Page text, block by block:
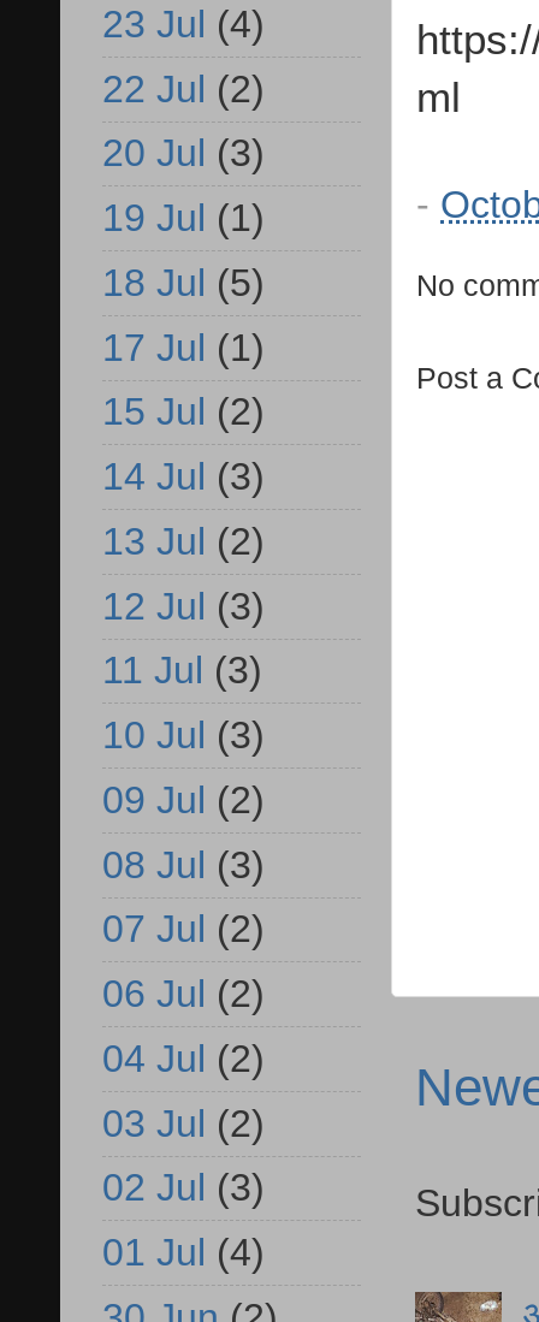
ml
-
No
Post a
23 Jul (4)
22 Jul (2)
20 Jul (3)
19 Jul (1)
18 Jul (5)
17 Jul (1)
15 Jul (2)
14 Jul (3)
13 Jul (2)
12 Jul (3)
11 Jul (3)
10 Jul (3)
09 Jul (2)
08 Jul (3)
07 Jul (2)
06 Jul (2)
04 Jul (2)
03 Jul (2)
02 Jul (3)
01 Jul (4)